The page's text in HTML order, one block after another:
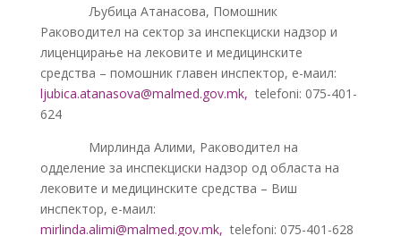
Љубица Атанасова, Помошник
Раководител на сектор за инспекциски надзор и
лиценцирање на лековите и медицинските
средства – помошник главен инспектор, е-маил:
ljubica.atanasova@malmed.gov.mk, telefoni: 075-401-
624
Мирлинда Алими, Раководител на
одделение за инспекциски надзор од областа на
лековите и медицинските средства – Виш
инспектор, е-маил:
mirlinda.alimi@malmed.gov.mk, telefoni: 075-401-628